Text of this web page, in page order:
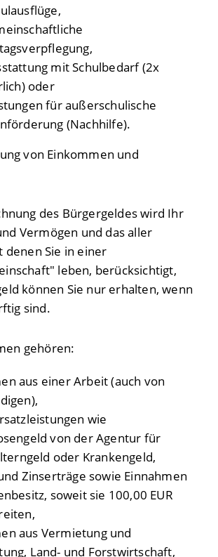
mit Schulbedarf (2x
oder
für außerschulische
(Nachhilfe).
von Einkommen und
des Bürgergeldes wird Ihr
Vermögen und das aller
denen Sie in einer
leben, berücksichtigt,
können Sie nur erhalten, wenn
sind.
gehören:
aus einer Arbeit (auch von
wie
von der Agentur für
oder Krankengeld,
Zinserträge sowie Einnahmen
soweit sie 100,00 EUR
aus Vermietung und
Land- und Forstwirtschaft,